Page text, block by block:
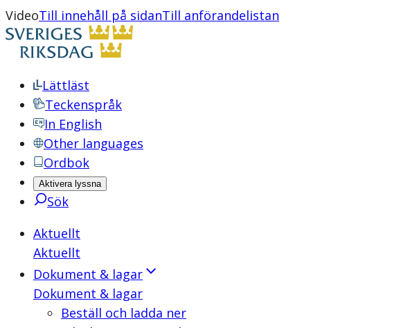
VideoTill innehåll på sidanTill anförandelistan
Lättläst
Teckenspråk
In English
Other languages
Ordbok
Aktivera lyssna
Sök
Aktuellt
Aktuellt
Dokument & lagar
Dokument & lagar
Beställ och ladda ner